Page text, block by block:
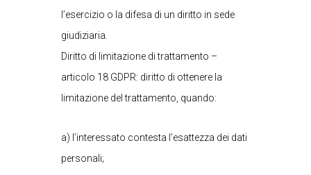
l’esercizio o la difesa di un diritto in sede
giudiziaria.
Diritto di limitazione di trattamento –
articolo 18 GDPR: diritto di ottenere la
limitazione del trattamento, quando:
a) l’interessato contesta l’esattezza dei dati
personali;